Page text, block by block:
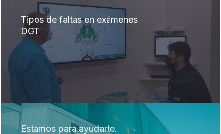
Tipos de faltas en exámenes
DGT
Estamos para ayudarte.